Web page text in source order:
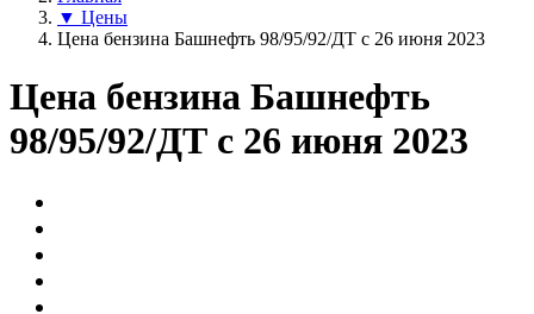
▼ Цены
Цена бензина Башнефть 98/95/92/ДТ с 26 июня 2023
Цена бензина Башнефть
98/95/92/ДТ с 26 июня 2023